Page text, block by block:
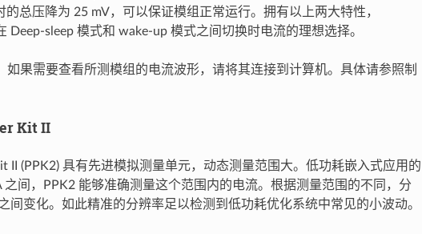
的总压降为 25 mV，可以保证模组正常运行。拥有以上两大特性，
Deep-sleep 模式和 wake-up 模式之间切换时电流的理想选择。
如果需要查看所测模组的电流波形，请将其连接到计算机。具体请参照制
Kit II
II (PPK2) 具有先进模拟测量单元，动态测量范围大。低功耗嵌入式应用的
之间，PPK2 能够准确测量这个范围内的电流。根据测量范围的不同，分
间变化。如此精准的分辨率足以检测到低功耗优化系统中常见的小波动。